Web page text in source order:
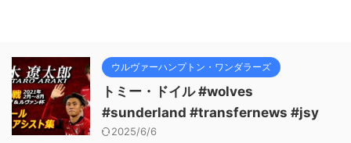
ウルヴァーハンプトン・ワンダラーズ
トミー・ドイル #wolves
#sunderland #transfernews #jsy
2025/6/6